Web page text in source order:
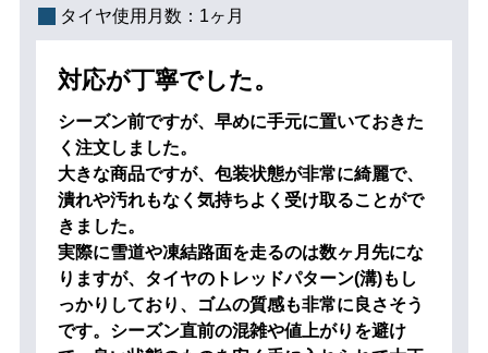
タイヤ使用月数： 1ヶ月
対応が丁寧でした。
シーズン前ですが、早めに手元に置いておきた
く注文しました。
大きな商品ですが、包装状態が非常に綺麗で、
潰れや汚れもなく気持ちよく受け取ることがで
きました。
実際に雪道や凍結路面を走るのは数ヶ月先にな
りますが、タイヤのトレッドパターン(溝)もし
っかりしており、ゴムの質感も非常に良さそう
です。シーズン直前の混雑や値上がりを避け